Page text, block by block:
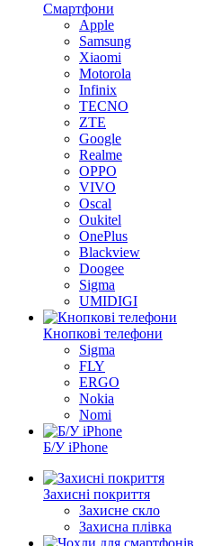
Смартфони
Apple
Samsung
Xiaomi
Motorola
Infinix
TECNO
ZTE
Google
Realme
OPPO
VIVO
Oscal
Oukitel
OnePlus
Blackview
Doogee
Sigma
UMIDIGI
Кнопкові телефони
Sigma
FLY
ERGO
Nokia
Nomi
Б/У iPhone
Захисні покриття
Захисне скло
Захисна плівка